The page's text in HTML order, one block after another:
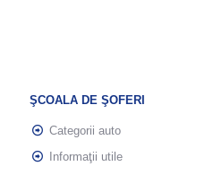
ŞCOALA DE ŞOFERI
Categorii auto
Informaţii utile